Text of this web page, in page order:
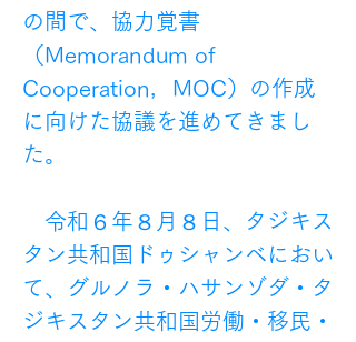
の間で、協力覚書
（Memorandum of
Cooperation，MOC）の作成
に向けた協議を進めてきまし
た。
令和６年８月８日、タジキス
タン共和国ドゥシャンベにおい
て、グルノラ・ハサンゾダ・タ
ジキスタン共和国労働・移民・